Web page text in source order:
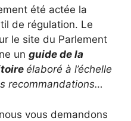
été actée la
de régulation. Le
le site du Parlement
un guide de la
élaboré à l’échelle
recommandations…
vous demandons